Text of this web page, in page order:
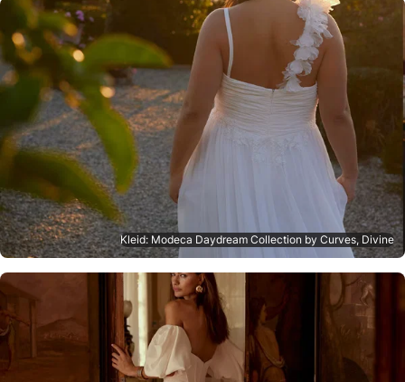
Kleid: Modeca Daydream Collection by Curves, Divine